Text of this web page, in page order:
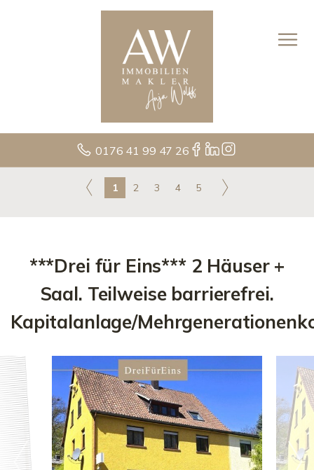
0176 41 99 47 26
1 2 3 4 5
***Drei für Eins*** 2 Häuser +
Saal. Teilweise barrierefrei.
Kapitalanlage/